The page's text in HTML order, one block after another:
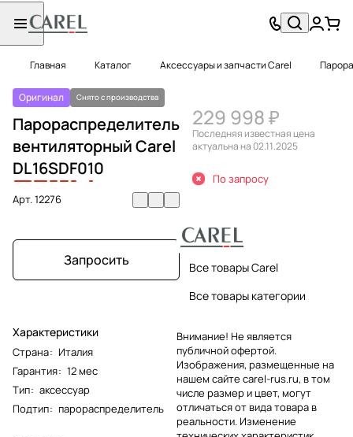
Главная Каталог Аксессуары и запчасти Carel
Оригинал Снято с производства
Парораспределитель
вентиляторный Carel
DL16SDF010
Арт.12276
Запросить
Характеристики
Страна: Италия
Гарантия: 12 мес
Тип: аксессуар
Подтип: парораспределитель
229 998 ₽
Последняя известная цена
актуальна на 02.11.2025
По запросу
Все товары Carel
Все товары категории
Внимание! Не является
публичной офертой.
Изображения, размещенные на
нашем сайте carel-rus.ru, в том
числе размер и цвет, могут
отличаться от вида товара в
реальности. Изменение